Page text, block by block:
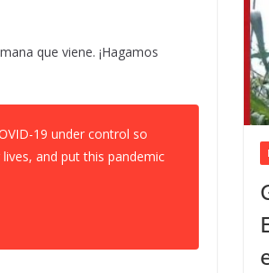
que viene. ¡Hagamos
19 under control so
and put this pandemic